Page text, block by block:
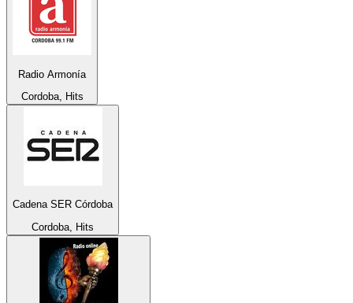
Radio Armonía
Cordoba, Hits
Cadena SER Córdoba
Cordoba, Hits